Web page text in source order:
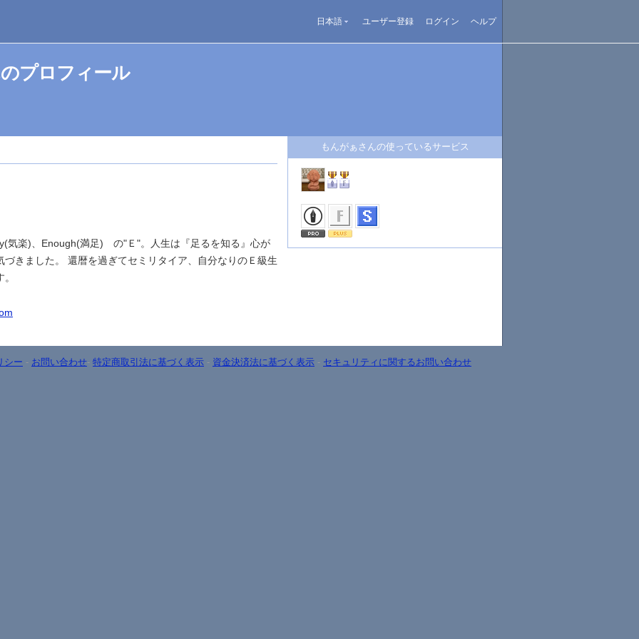
日本語 ユーザー登録 ログイン ヘルプ
プロフィール
気楽)、Enough(満足) の"Ｅ"。人生は『足るを知る』心が
づきました。 還暦を過ぎてセミリタイア、自分なりのＥ級生
もんがぁさんの使っているサービス
シー - お問い合わせ- 特定商取引法に基づく表示 - 資金決済法に基づく表示 - セキュリティに関するお問い合わせ